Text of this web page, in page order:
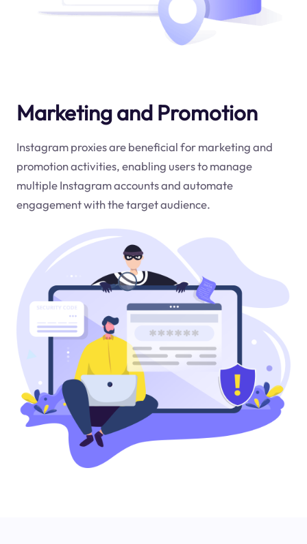
Marketing and Promotion
Instagram proxies are beneficial for marketing and
promotion activities, enabling users to manage
multiple Instagram accounts and automate
engagement with the target audience.